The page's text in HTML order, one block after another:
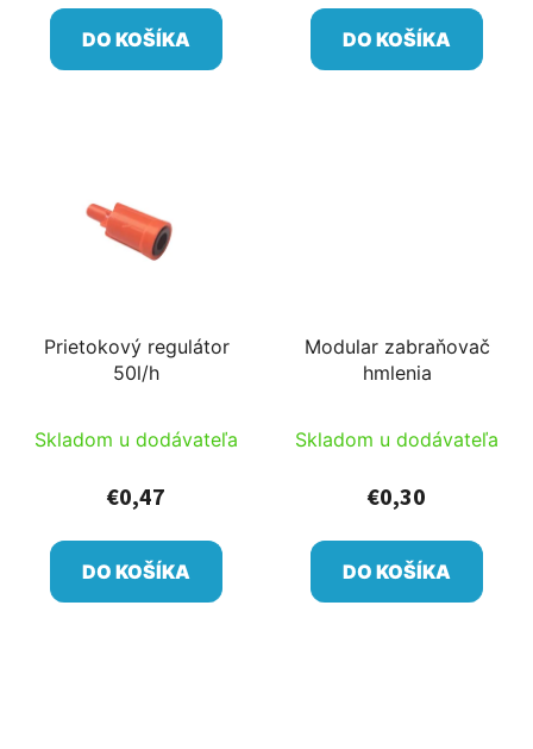
DO KOŠÍKA DO KOŠÍKA
Prietokový regulátor
50l/h
Skladom u dodávateľa
€0,47
DO KOŠÍKA
Modular zabraňovač
hmlenia
Skladom u dodávateľa
€0,30
DO KOŠÍKA